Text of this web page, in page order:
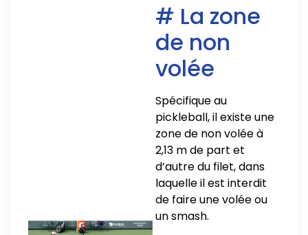
# La zone
de non
volée
Spécifique au
pickleball, il existe une
zone de non volée à
2,13 m de part et
d’autre du filet, dans
laquelle il est interdit
de faire une volée ou
un smash.